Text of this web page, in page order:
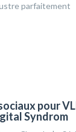
parfaitement
pour
Syndrom